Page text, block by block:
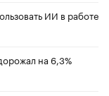
ИИ в работе
на 6,3%